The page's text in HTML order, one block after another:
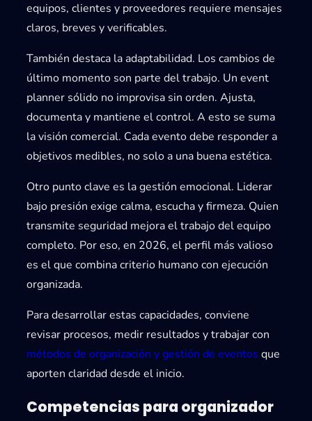
equipos, clientes y proveedores requiere mensajes
claros, breves y verificables.
También destaca la adaptabilidad. Los cambios de
último momento son parte del trabajo. Un event
planner sólido no improvisa sin orden. Ajusta,
documenta y mantiene el control. A esto se suma
lavisión comercial. Cada evento debe responder a
objetivos medibles, no solo a una buena estética.
Otro punto clave es lagestión emocional. Liderar
bajo presión exige calma, escucha y firmeza. Quien
transmite seguridad mejora el trabajo del equipo
completo. Por eso, en 2026, el perfil más valioso
es el que combina criterio humano con ejecución
organizada.
Para desarrollar estas capacidades, conviene
revisar procesos, medir resultados y trabajar con
métodos de organización y gestión de eventos que
aporten claridad desde el inicio.
Competencias para organizador